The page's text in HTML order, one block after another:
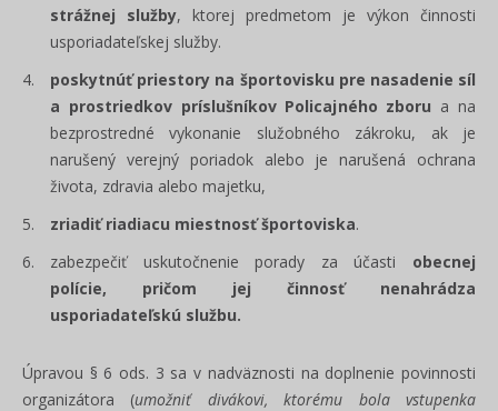
strážnej služby, ktorej predmetom je výkon činnosti
usporiadateľskej služby.
poskytnúť priestory na športovisku pre nasadenie síl
a prostriedkov príslušníkov Policajného zboru a na
bezprostredné vykonanie služobného zákroku, ak je
narušený verejný poriadok alebo je narušená ochrana
života, zdravia alebo majetku,
zriadiť riadiacu miestnosť športoviska.
zabezpečiť uskutočnenie porady za účasti obecnej
polície, pričom jej činnosť nenahrádza
usporiadateľskú službu.
Úpravou § 6 ods. 3 sa v nadväznosti na doplnenie povinnosti
organizátora (umožniť divákovi, ktorému bola vstupenka